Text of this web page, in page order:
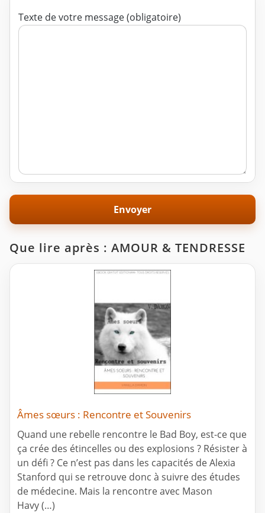
Texte de votre message (obligatoire)
Que lire après : AMOUR & TENDRESSE
Âmes sœurs : Rencontre et Souvenirs
Quand une rebelle rencontre le Bad Boy, est-ce que
ça crée des étincelles ou des explosions ? Résister à
un défi ? Ce n’est pas dans les capacités de Alexia
Stanford qui se retrouve donc à suivre des études
de médecine. Mais la rencontre avec Mason
Havy (…)